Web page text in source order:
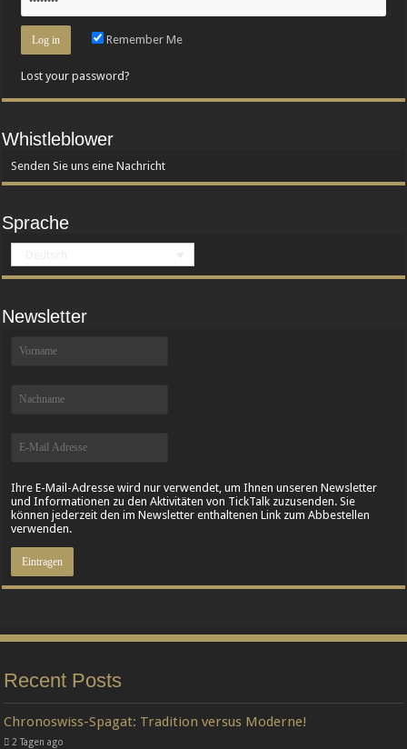
Remember Me
Lost your password?
Whistleblower
Senden Sie uns eine Nachricht
Sprache
Newsletter
Ihre E-Mail-Adresse wird nur verwendet, um Ihnen unseren Newsletter
und Informationen zu den Aktivitäten von TickTalk zuzusenden. Sie
können jederzeit den im Newsletter enthaltenen Link zum Abbestellen
verwenden.
Recent Posts
Chronoswiss-Spagat: Tradition versus Moderne!
2 Tagen ago